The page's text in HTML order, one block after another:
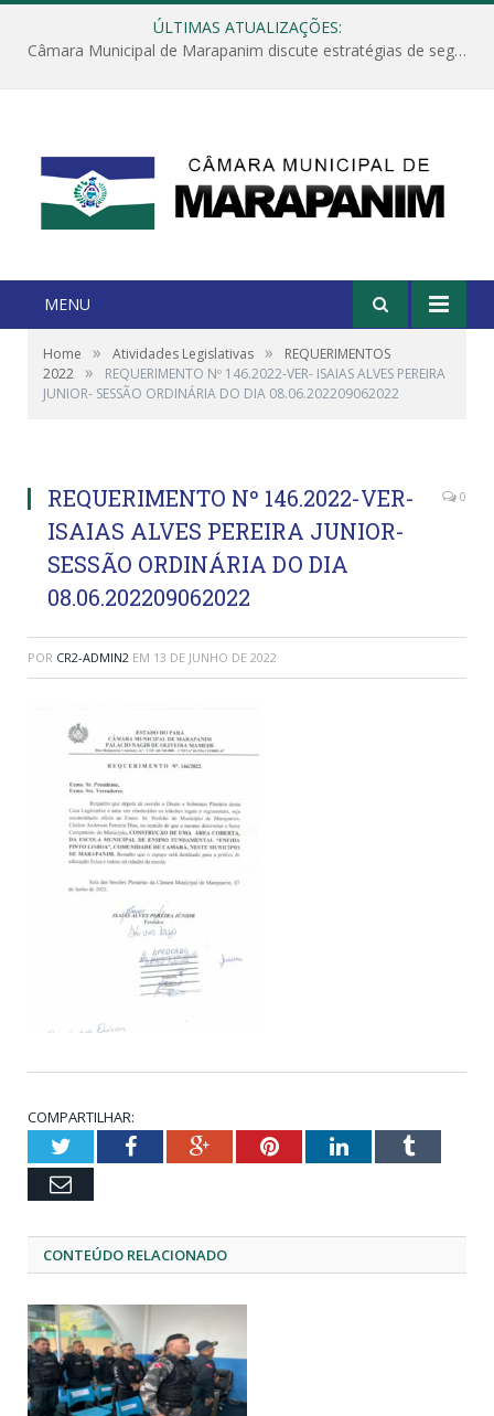
ÚLTIMAS ATUALIZAÇÕES:
Câmara Municipal de Marapanim discute estratégias de segurança com autoridades e poder executivo
MENU
Home » Atividades Legislativas »
REQUERIMENTOS
2022 »
REQUERIMENTO Nº 146.2022-VER- ISAIAS ALVES PEREIRA
JUNIOR- SESSÃO ORDINÁRIA DO DIA 08.06.202209062022
REQUERIMENTO Nº 146.2022-VER-
ISAIAS ALVES PEREIRA JUNIOR-
SESSÃO ORDINÁRIA DO DIA
08.06.202209062022
0
POR CR2-ADMIN2 EM 13 DE JUNHO DE 2022
COMPARTILHAR:
TwitterFacebookGoogle+PinterestLinkedInTumblr
Email
CONTEÚDO RELACIONADO